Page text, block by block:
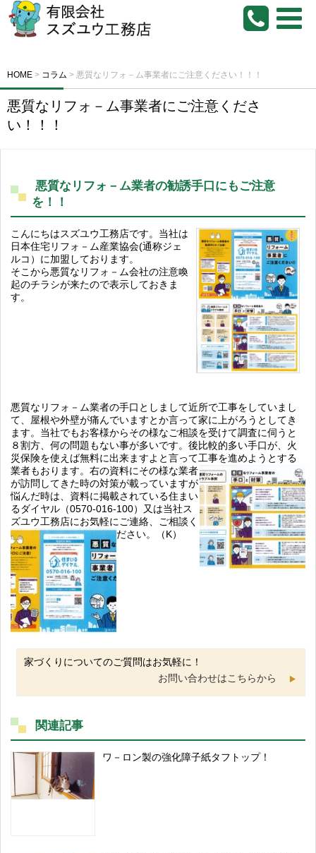
HOME > コラム > 悪質なリフォ－ム事業者にご注意ください！！！
悪質なリフォ－ム事業者にご注意くださ
い！！！
悪質なリフォ－ム業者の勧誘手口にもご注意
を！！
こんにちはスズユウ工務店です。当社は
日本住宅リフォ－ム産業協会(通称ジェ
ルコ）に加盟しております。
そこから悪質なリフォ－ム会社の注意喚
起のチラシが来たので表示しておきま
す。
悪質なリフォ－ム業者の手口としまして近所で工事をしていまし
て、屋根や外壁が痛んでいますとか言って家に上がろうとしてき
ます。当社でもお客様からその様なご相談を受けて調査に伺うと
８割方、何の問題もない事が多いです。後比較的多い手口が、火
災保険を使えば無料に出来ますよと言って工事を進めようとする
業者もおります。右の資料にその様な業者
が訪問してきた時の対策が載っていますが
悩んだ時は、資料に掲載されている住まい
るダイヤル（0570-016-100）又は当社ス
ズユウ工務店にお気軽にご連絡、ご相談く
ださい。（K）
家づくりについてのご質問はお気軽に！
お問い合わせはこちらから
関連記事
ワ－ロン製の強化障子紙タフトップ！